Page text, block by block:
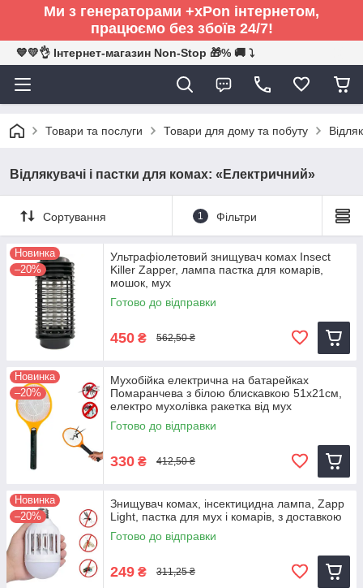
Ми з генераторами +xPon інтернетом,
працюємо без збоїв 24/7!
💙💛👌 Інтернет-магазин Non-Stop 🎁% 🚚 ⤵
Товари та послуги Товари для дому та побуту
Відлякувачі і пастки для комах: «Електричний»
Сортування 1 Фільтри
Новинка
–20%
Ультрафіолетовий знищувач комах Insect
Killer Zapper, лампа пастка для комарів,
мошок, мух
Готово до відправки
450 ₴ 562,50 ₴
Новинка
–20%
Мухобійка електрична на батарейках
Помаранчева з білою блискавкою 51х21см,
електро мухолівка ракетка від мух
Готово до відправки
330 ₴ 412,50 ₴
Новинка
–20%
Знищувач комах, інсектицидна лампа, Zapp
Light, пастка для мух і комарів, з доставкою
Готово до відправки
249 ₴ 311,25 ₴